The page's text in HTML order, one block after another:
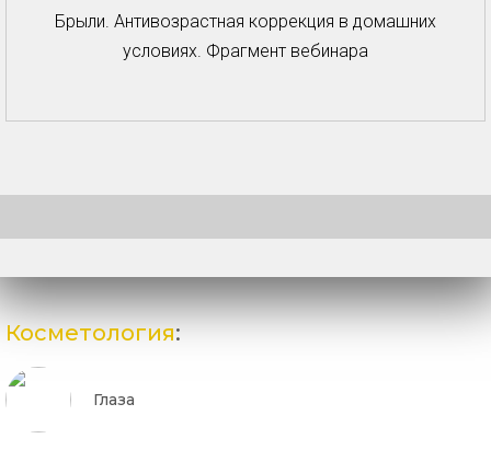
Брыли. Антивозрастная коррекция в домашних
условиях. Фрагмент вебинара
Косметология:
Глаза